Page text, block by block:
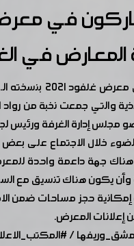
في معرض
المعارض في
والتي جمعت نخبة من
إدارة الغرفة ورئيس
خلال الاجتماع على
جهة داعمة واحدة
يكون هناك تنسيق مع
إمكانية حجز مساحات ضمن
إعلانات المعرض.
/